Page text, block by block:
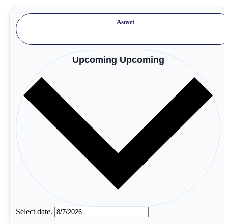
Astazi
Upcoming Upcoming
Select date.